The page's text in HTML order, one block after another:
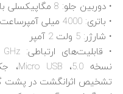
• دوربین جلو: 8 مگاپیکسلی با مشخصه گشودگی دیافراگم f/2.0
• باتری: 4000 میلی آمپرساعت
• شارژر: 5 ولت 2 آمپر
تشخیص اثرانگشت در پشت